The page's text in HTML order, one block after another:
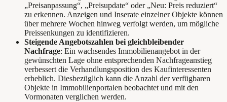
„Preisanpassung“, „Preisupdate“ oder „Neu: Preis reduziert“
zu erkennen. Anzeigen und Inserate einzelner Objekte können
über mehrere Wochen hinweg verfolgt werden, um mögliche
Preissenkungen zu identifizieren.
Steigende Angebotszahlen bei gleichbleibender
Nachfrage: Ein wachsendes Immobilienangebot in der
gewünschten Lage ohne entsprechenden Nachfrageanstieg
verbessert die Verhandlungsposition des Kaufinteressenten
erheblich. Diesbezüglich kann die Anzahl der verfügbaren
Objekte in Immobilienportalen beobachtet und mit den
Vormonaten verglichen werden.